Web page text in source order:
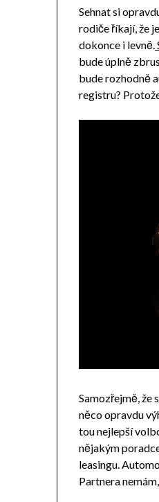
Sehnat si
rodiče říkají, že
dokonce i levně.
bude úplně
bude rozhodně
registru?
Samozřejmě, že
něco opravdu
tou nejlepší
nějakým
leasingu.
Partnera